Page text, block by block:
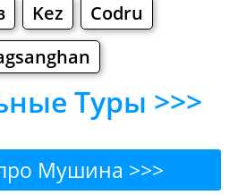
Kez
Codru
Туры >>>
Мушина >>>